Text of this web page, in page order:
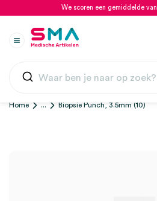
We scoren een gemiddelde
Home ... Biopsie Punch, 3.5mm (10)